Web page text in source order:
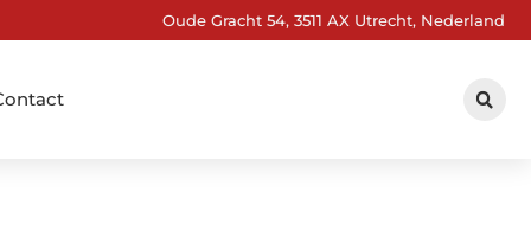
Oude Gracht 54, 3511 AX Utrecht, Nederland